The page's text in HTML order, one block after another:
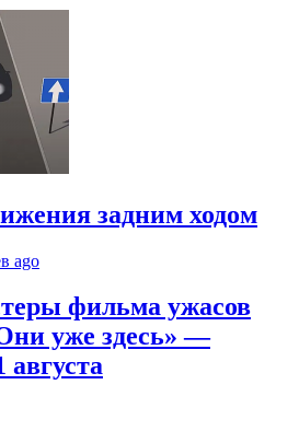
задним ходом
ago
фильма ужасов
уже здесь» —
августа